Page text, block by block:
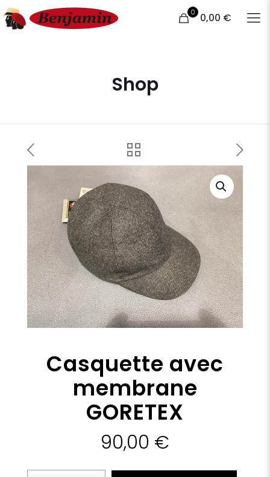
0 0,00 €
Shop
Casquette avec
membrane
GORETEX
90,00 €